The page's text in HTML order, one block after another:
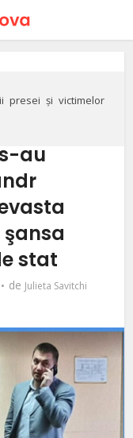
presei și victimelor
au
stat
de Julieta Savitchi